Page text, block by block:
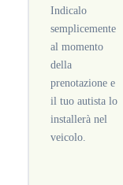
Indicalo
semplicemente
al momento
della
prenotazione e
il tuo autista lo
installerà nel
veicolo.